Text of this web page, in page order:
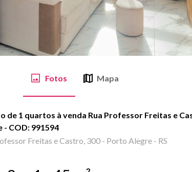
Fotos Mapa
de 1 quartos à venda Rua Professor Freitas e
- COD: 991594
Freitas e Castro, 300 - Porto Alegre - RS